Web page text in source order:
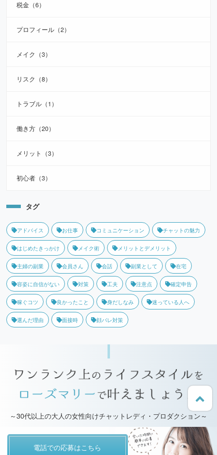
税金（6）
プロフィール（2）
メイク（3）
リスク（8）
トラブル（1）
働き方（20）
メリット（3）
初心者（3）
タグ
アドバイス お仕事 コミュニケーション チャットの魅力
はじめたきっかけ メイク術 メリットとデメリット
主婦の副業 会員さん 会話 副業として 在宅
容姿に自信がない 対策 工夫 注意点 確定申告
稼ぐコツ 良かったこと 身だしなみ 迷っている人へ
選んだ理由 面接時 顔バレ対策
～30代以上の大人の女性向けチャットレディ・プロダクション～
電話での応募はこちら